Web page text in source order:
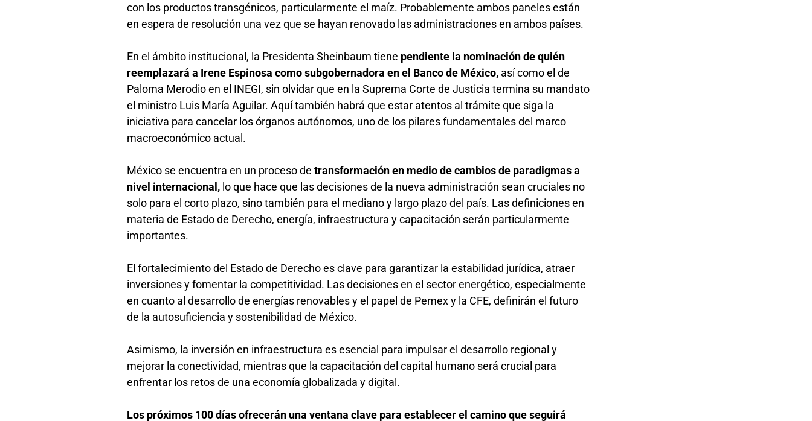
con los productos transgénicos, particularmente el maíz. Probablemente ambos paneles están
en espera de resolución una vez que se hayan renovado las administraciones en ambos países.
En el ámbito institucional, la Presidenta Sheinbaum tiene pendiente la nominación de quién
reemplazará a Irene Espinosa como subgobernadora en el Banco de México, así como el de
Paloma Merodio en el INEGI, sin olvidar que en la Suprema Corte de Justicia termina su mandato
el ministro Luis María Aguilar. Aquí también habrá que estar atentos al trámite que siga la
iniciativa para cancelar los órganos autónomos, uno de los pilares fundamentales del marco
macroeconómico actual.
México se encuentra en un proceso detransformación en medio de cambios de paradigmas a
nivel internacional, lo que hace que las decisiones de la nueva administración sean cruciales no
solo para el corto plazo, sino también para el mediano y largo plazo del país. Las definiciones en
materia de Estado de Derecho, energía, infraestructura y capacitación serán particularmente
importantes.
El fortalecimiento del Estado de Derecho es clave para garantizar la estabilidad jurídica, atraer
inversiones y fomentar la competitividad. Las decisiones en el sector energético, especialmente
en cuanto al desarrollo de energías renovables y el papel de Pemex y la CFE, definirán el futuro
de la autosuficiencia y sostenibilidad de México.
Asimismo, la inversión en infraestructura es esencial para impulsar el desarrollo regional y
mejorar la conectividad, mientras que la capacitación del capital humano será crucial para
enfrentar los retos de una economía globalizada y digital.
Los próximos 100 días ofrecerán una ventana clave para establecer el camino que seguirá